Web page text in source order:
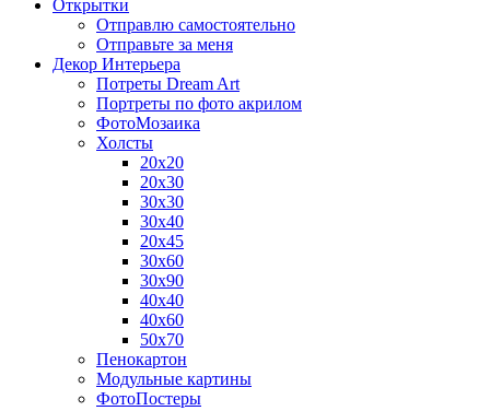
Открытки
Отправлю самостоятельно
Отправьте за меня
Декор Интерьера
Потреты Dream Art
Портреты по фото акрилом
ФотоМозаика
Холсты
20х20
20х30
30х30
30х40
20х45
30х60
30х90
40х40
40х60
50х70
Пенокартон
Модульные картины
ФотоПостеры